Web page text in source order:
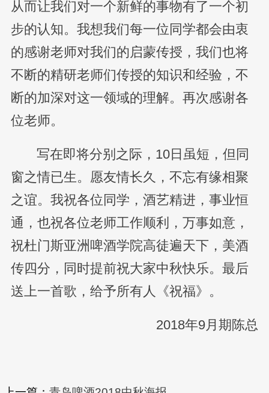
从而让我们对一个新鲜的事物有了一个初
步的认知。我想我们每一位同学都会由衷
的感谢老师对我们的启蒙传授，我们也将
不断的精研老师们传授的知识和经验，不
断的加深对这一领域的理解。再次感谢各
位老师。
写在即将分别之际，10日虽短，但同
窗之情已生。愿友情长久，不忘有缘相聚
之谊。我祝各位同学，酒艺精进，事业恒
通，也祝各位老师工作顺利，万事如意，
祝杜门斯亚洲啤酒学院高徒遍天下，美酒
传四分，同时提前祝大家中秋快乐。最后
送上一首歌，给予所有人《祝福》。
2018年9月期陈总